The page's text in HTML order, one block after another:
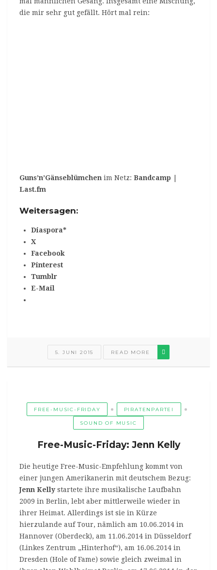
die mir sehr gut gefällt. Hört mal rein:
Guns’n’Gänseblümchen im Netz: Bandcamp |
Last.fm
Weitersagen:
Diaspora*
X
Facebook
Pinterest
Tumblr
E-Mail
5. JUNI 2015 READ MORE
FREE-MUSIC-FRIDAY PIRATENPARTEI
SOUND OF MUSIC
Free-Music-Friday: Jenn Kelly
Die heutige Free-Music-Empfehlung kommt von
einer jungen Amerikanerin mit deutschem Bezug:
Jenn Kelly startete ihre musikalische Laufbahn
2009 in Berlin, lebt aber mittlerweile wieder in
ihrer Heimat. Allerdings ist sie in Kürze
hierzulande auf Tour, nämlich am 10.06.2014 in
Hannover (Oberdeck), am 11.06.2014 in Düsseldorf
(Linkes Zentrum „Hinterhof“), am 16.06.2014 in
Dresden (Hole of Fame) sowie gleich zweimal in